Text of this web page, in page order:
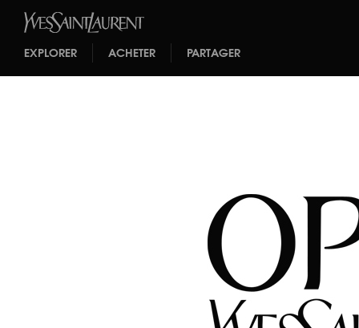
EXPLORER ACHETER PARTAGER